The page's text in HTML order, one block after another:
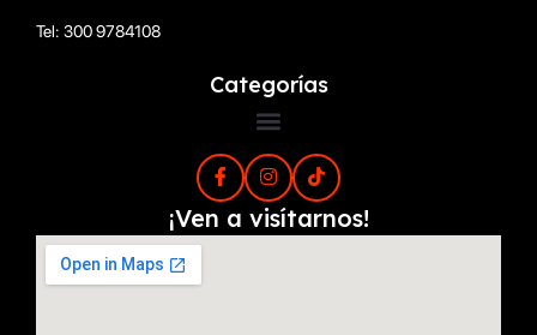
Tel: 300 9784108
Categorías
¡Ven a visítarnos!